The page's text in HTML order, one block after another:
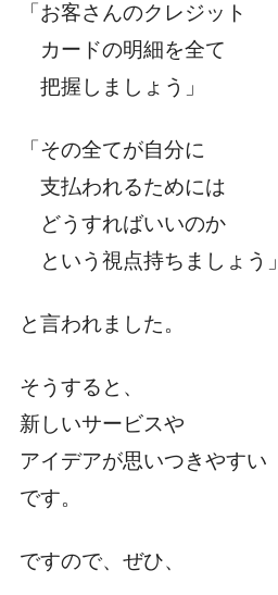
「お客さんのクレジット
カードの明細を全て
把握しましょう」
「その全てが自分に
支払われるためには
どうすればいいのか
という視点持ちましょう」
と言われました。
そうすると、
新しいサービスや
アイデアが思いつきやすい
です。
ですので、ぜひ、